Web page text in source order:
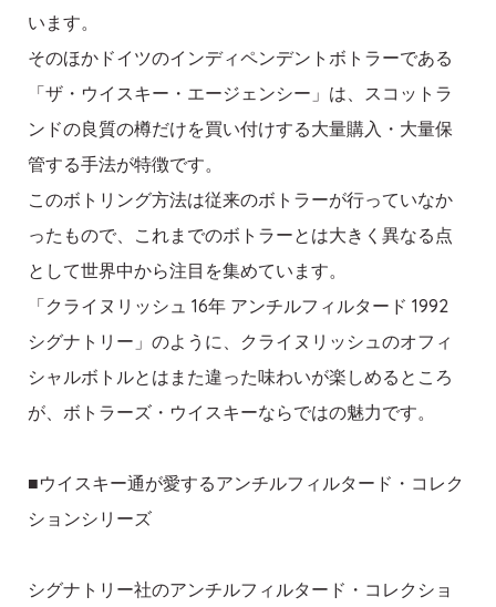
います。
そのほかドイツのインディペンデントボトラーである
「ザ・ウイスキー・エージェンシー」は、スコットラ
ンドの良質の樽だけを買い付けする大量購入・大量保
管する手法が特徴です。
このボトリング方法は従来のボトラーが行っていなか
ったもので、これまでのボトラーとは大きく異なる点
として世界中から注目を集めています。
「クライヌリッシュ 16年 アンチルフィルタード 1992
シグナトリー」のように、クライヌリッシュのオフィ
シャルボトルとはまた違った味わいが楽しめるところ
が、ボトラーズ・ウイスキーならではの魅力です。
■ウイスキー通が愛するアンチルフィルタード・コレク
ションシリーズ
シグナトリー社のアンチルフィルタード・コレクショ